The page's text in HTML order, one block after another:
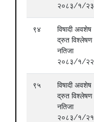
२०८३/१/२३
९४
विषादी अवशेष
द्रुत विश्लेषण
नतिजा
२०८३/१/२२
९५
विषादी अवशेष
द्रुत विश्लेषण
नतिजा
२०८३/१/२१